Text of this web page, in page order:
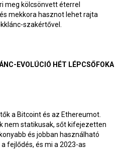
meg kölcsönvett éterrel
mekkora hasznot lehet rajta
szakértővel.
EVOLÚCIÓ HÉT LÉPCSŐFOKA
a Bitcoint és az Ethereumot.
nem statikusak, sőt kifejezetten
és jobban használható
fejlődés, és mi a 2023-as